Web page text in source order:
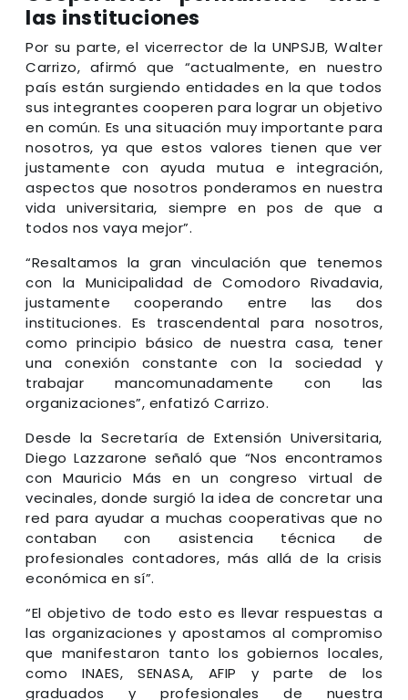
las instituciones
Por su parte, el vicerrector de la UNPSJB, Walter
Carrizo, afirmó que “actualmente, en nuestro
país están surgiendo entidades en la que todos
sus integrantes cooperen para lograr un objetivo
en común. Es una situación muy importante para
nosotros, ya que estos valores tienen que ver
justamente con ayuda mutua e integración,
aspectos que nosotros ponderamos en nuestra
vida universitaria, siempre en pos de que a
todos nos vaya mejor”.
“Resaltamos la gran vinculación que tenemos
con la Municipalidad de Comodoro Rivadavia,
justamente cooperando entre las dos
instituciones. Es trascendental para nosotros,
como principio básico de nuestra casa, tener
una conexión constante con la sociedad y
trabajar mancomunadamente con las
organizaciones”, enfatizó Carrizo.
Desde la Secretaría de Extensión Universitaria,
Diego Lazzarone señaló que “Nos encontramos
con Mauricio Más en un congreso virtual de
vecinales, donde surgió la idea de concretar una
red para ayudar a muchas cooperativas que no
contaban con asistencia técnica de
profesionales contadores, más allá de la crisis
económica en sí”.
“El objetivo de todo esto es llevar respuestas a
las organizaciones y apostamos al compromiso
que manifestaron tanto los gobiernos locales,
como INAES, SENASA, AFIP y parte de los
graduados y profesionales de nuestra